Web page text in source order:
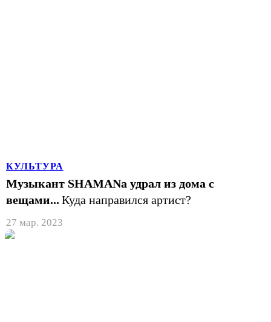
КУЛЬТУРА
Музыкант SHAMANа удрал из дома с
вещами... Куда направился артист?
27 мар. 2023